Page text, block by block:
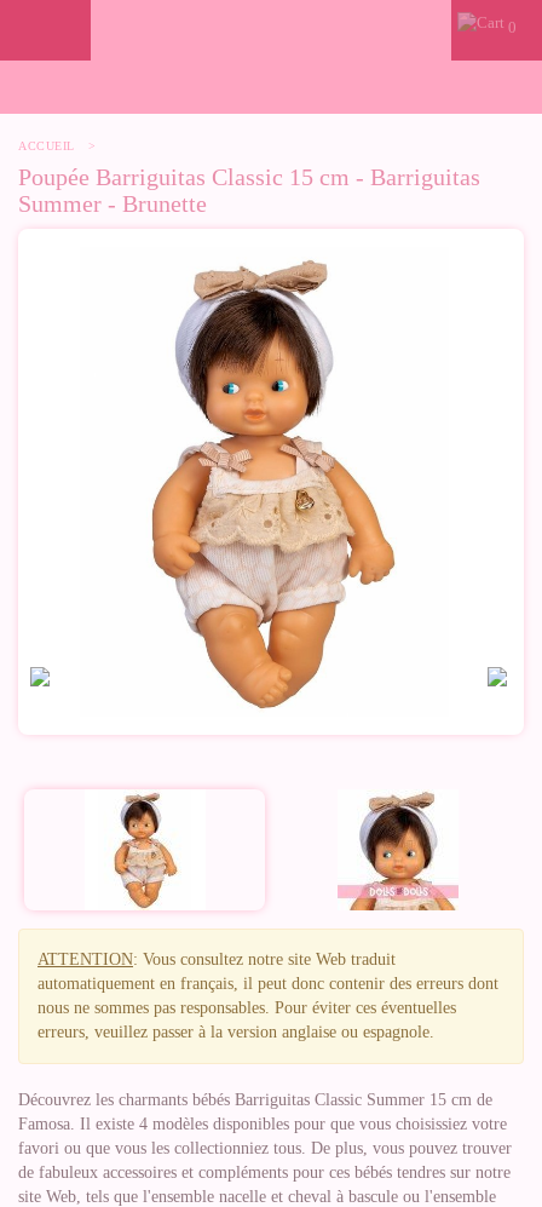
0
ACCUEIL >
Poupée Barriguitas Classic 15 cm - Barriguitas
Summer - Brunette
ATTENTION: Vous consultez notre site Web traduit
automatiquement en français, il peut donc contenir des erreurs dont
nous ne sommes pas responsables. Pour éviter ces éventuelles
erreurs, veuillez passer à la version anglaise ou espagnole.
Découvrez les charmants bébés Barriguitas Classic Summer 15 cm de
Famosa. Il existe 4 modèles disponibles pour que vous choisissiez votre
favori ou que vous les collectionniez tous. De plus, vous pouvez trouver
de fabuleux accessoires et compléments pour ces bébés tendres sur notre
site Web, tels que l'ensemble nacelle et cheval à bascule ou l'ensemble